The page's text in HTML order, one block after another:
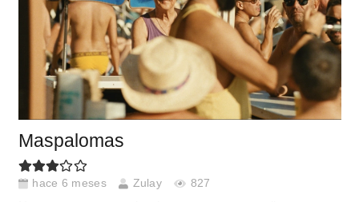
Maspalomas
hace 6 meses Zulay 827